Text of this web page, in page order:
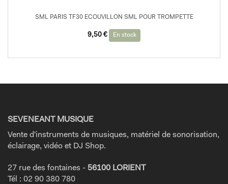
SML PARIS TF30 ECOUVILLON SML POUR TROMPETTE
9,50 € En stock
SEVENEANT MUSIQUE
Vente d'instruments de musiques, matériel de sonorisation,
éclairage, vidéo et DJ Shop.
27 rue des fontaines - 56100 LORIENT
Tél : 02 90 380 780